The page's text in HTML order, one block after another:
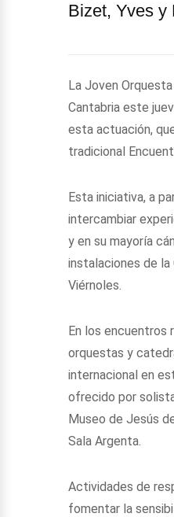
Bizet, Yves y
La Joven
Cantabria este
esta actuación,
tradicional
Esta iniciativa, a
intercambiar
y en su mayoría
instalaciones de la
Viérnoles.
En los encuentros
orquestas y
internacional en
ofrecido por
Museo de Jesús
Sala Argenta.
Actividades de
fomentar la